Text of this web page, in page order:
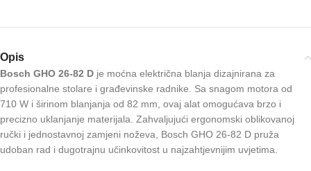
Opis
Bosch GHO 26-82 D je moćna električna blanja dizajnirana za
profesionalne stolare i građevinske radnike. Sa snagom motora od
710 W i širinom blanjanja od 82 mm, ovaj alat omogućava brzo i
precizno uklanjanje materijala. Zahvaljujući ergonomski oblikovanoj
ručki i jednostavnoj zamjeni noževa, Bosch GHO 26-82 D pruža
udoban rad i dugotrajnu učinkovitost u najzahtjevnijim uvjetima.